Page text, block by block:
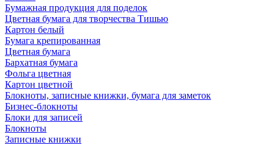
Бумажная продукция для поделок
Цветная бумага для творчества Тишью
Картон белый
Бумага крепированная
Цветная бумага
Бархатная бумага
Фольга цветная
Картон цветной
Блокноты, записные книжки, бумага для заметок
Бизнес-блокноты
Блоки для записей
Блокноты
Записные книжки